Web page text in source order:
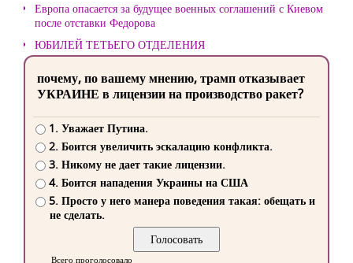
Европа опасается за будущее военных соглашений с Киевом
после отставки Федорова
ЮБИЛЕЙ ТЕТЬЕГО ОТДЕЛЕНИЯ
почему, по вашему мнению, трамп отказывает
УКРАИНЕ в лицензии на производство ракет?
1. Уважает Путина.
2. Боится увеличить эскалацию конфликта.
3. Никому не дает такие лицензии.
4. Боится нападения Украины на США
5. Просто у него манера поведения такая: обещать и
не сделать.
Всего проголосовало